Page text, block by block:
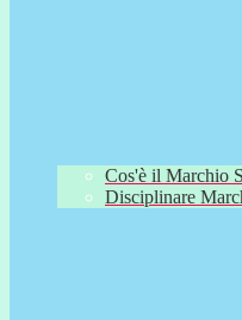
Cos'è il Marchio
Disciplinare